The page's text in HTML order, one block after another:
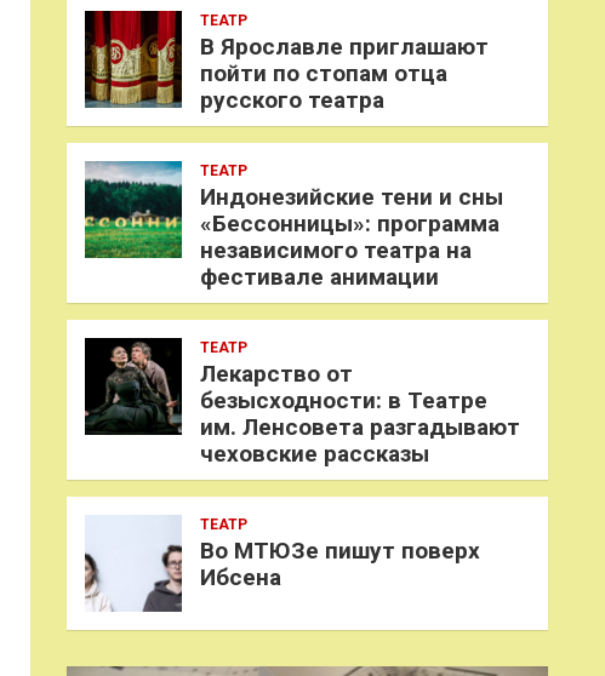
ТЕАТР
В Ярославле приглашают
пойти по стопам отца
русского театра
ТЕАТР
Индонезийские тени и сны
«Бессонницы»: программа
независимого театра на
фестивале анимации
ТЕАТР
Лекарство от
безысходности: в Театре
им. Ленсовета разгадывают
чеховские рассказы
ТЕАТР
Во МТЮЗе пишут поверх
Ибсена